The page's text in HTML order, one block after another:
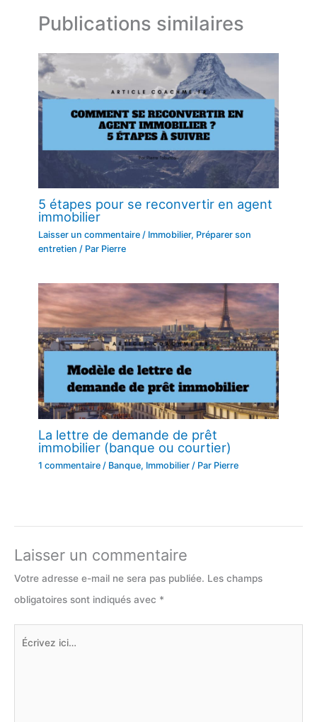
Publications similaires
5 étapes pour se reconvertir en agent
immobilier
Laisser un commentaire / Immobilier, Préparer son
entretien / Par Pierre
La lettre de demande de prêt
immobilier (banque ou courtier)
1 commentaire / Banque, Immobilier / Par Pierre
Laisser un commentaire
Votre adresse e-mail ne sera pas publiée. Les champs
obligatoires sont indiqués avec *